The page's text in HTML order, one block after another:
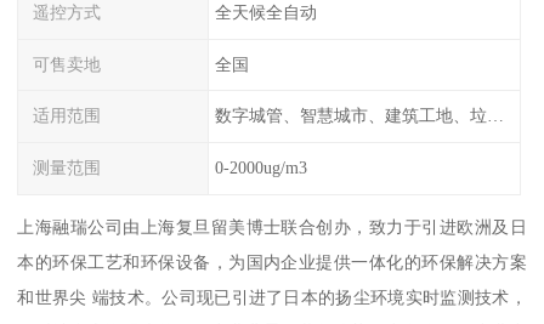
遥控方式 全天候全自动
可售卖地 全国
适用范围 数字城管、智慧城市、建筑工地、垃圾场、拆迁工地、码头、产业园、社区、道路
测量范围 0-2000ug/m3
上海融瑞公司由上海复旦留美博士联合创办，致力于引进欧洲及日
本的环保工艺和环保设备，为国内企业提供一体化的环保解决方案
和世界尖 端技术。公司现已引进了日本的扬尘环境实时监测技术，